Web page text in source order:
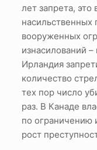
лет запрета, это
насильственных
вооруженных
изнасилований –
Ирландия
количество
тех пор число
раз. В Канаде
по ограничению
рост